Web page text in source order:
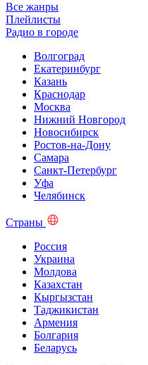
Все жанры
Плейлисты
Радио в городе
Волгоград
Екатеринбург
Казань
Краснодар
Москва
Нижний Новгород
Новосибирск
Ростов-на-Дону
Самара
Санкт-Петербург
Уфа
Челябинск
Страны
Россия
Украина
Молдова
Казахстан
Кыргызстан
Таджикистан
Армения
Болгария
Беларусь